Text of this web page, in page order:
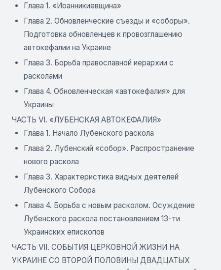
Глава 1. «Иоанникиевщина»
Глава 2. Обновленческие съезды и «соборы».
Подготовка обновленцев к провозглашению
автокефалии на Украине
Глава 3. Борьба православной иерархии с
расколами
Глава 4. Обновленческая «автокефалия» для
Украины
ЧАСТЬ VI. «ЛУБЕНСКАЯ АВТОКЕФАЛИЯ»
Глава 1. Начало Лубенского раскола
Глава 2. Лубенский «собор». Распространение
нового раскола
Глава 3. Характеристика видных деятелей
Лубенского Собора
Глава 4. Борьба с новым расколом. Осуждение
Лубенского раскола постановлением 13-ти
Украинских епископов
ЧАСТЬ VII. СОБЫТИЯ ЦЕРКОВНОЙ ЖИЗНИ НА
УКРАИНЕ СО ВТОРОЙ ПОЛОВИНЫ ДВАДЦАТЫХ